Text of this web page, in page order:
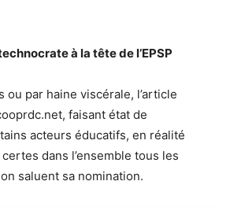
à la tête de l’EPSP
ou par haine viscérale, l’article
faisant état de
acteurs éducatifs, en réalité
dans l’ensemble tous les
saluent sa nomination.